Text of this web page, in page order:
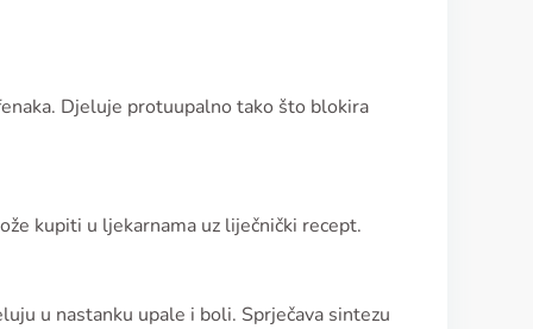
Djeluje protuupalno tako što blokira
kupiti u ljekarnama uz liječnički recept.
u nastanku upale i boli. Sprječava sintezu